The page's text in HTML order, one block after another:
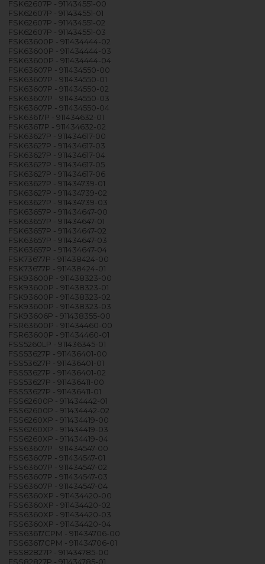
FSK62607P - 911434551-00
FSK62607P - 911434551-01
FSK62607P - 911434551-02
FSK62607P - 911434551-03
FSK63600P - 911434444-02
FSK63600P - 911434444-03
FSK63600P - 911434444-04
FSK63607P - 911434550-00
FSK63607P - 911434550-01
FSK63607P - 911434550-02
FSK63607P - 911434550-03
FSK63607P - 911434550-04
FSK63617P - 911434632-01
FSK63617P - 911434632-02
FSK63627P - 911434617-00
FSK63627P - 911434617-03
FSK63627P - 911434617-04
FSK63627P - 911434617-05
FSK63627P - 911434617-06
FSK63627P - 911434739-01
FSK63627P - 911434739-02
FSK63627P - 911434739-03
FSK63657P - 911434647-00
FSK63657P - 911434647-01
FSK63657P - 911434647-02
FSK63657P - 911434647-03
FSK63657P - 911434647-04
FSK73677P - 911438424-00
FSK73677P - 911438424-01
FSK93600P - 911438323-00
FSK93600P - 911438323-01
FSK93600P - 911438323-02
FSK93600P - 911438323-03
FSK93606P - 911438355-00
FSR63600P - 911434460-00
FSR63600P - 911434460-01
FSS5260LP - 911436345-01
FSS53627P - 911436401-00
FSS53627P - 911436401-01
FSS53627P - 911436401-02
FSS53627P - 911436411-00
FSS53627P - 911436411-01
FSS62600P - 911434442-01
FSS62600P - 911434442-02
FSS6260XP - 911434419-00
FSS6260XP - 911434419-03
FSS6260XP - 911434419-04
FSS63607P - 911434547-00
FSS63607P - 911434547-01
FSS63607P - 911434547-02
FSS63607P - 911434547-03
FSS63607P - 911434547-04
FSS6360XP - 911434420-00
FSS6360XP - 911434420-02
FSS6360XP - 911434420-03
FSS6360XP - 911434420-04
FSS63617CPM - 911434706-00
FSS63617CPM - 911434706-01
FSS82827P - 911434785-00
FSS82827P - 911434785-01